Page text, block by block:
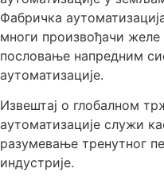
Фабричка
многи произвођачи желе
пословање напредним
аутоматизације.
Извештај о глобалном
аутоматизације служи
разумевање тренутног
индустрије.